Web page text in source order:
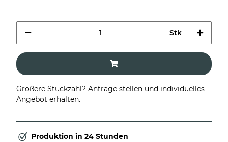
Stk
Größere Stückzahl? Anfrage stellen und individuelles
Angebot erhalten.
Produktion in 24 Stunden